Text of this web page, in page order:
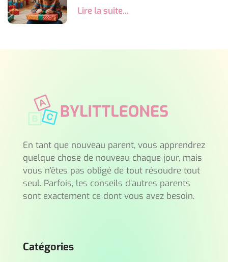
Lire la suite...
En tant que nouveau parent, vous apprendrez
quelque chose de nouveau chaque jour, mais
vous n’êtes pas obligé de tout résoudre tout
seul. Parfois, les conseils d’autres parents
sont exactement ce dont vous avez besoin.
Catégories